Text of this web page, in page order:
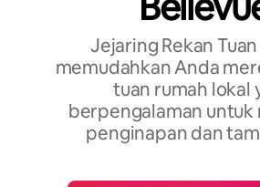
Jejaring Rekan
memudahkan Anda
tuan rumah lokal
berpengalaman untuk
penginapan dan